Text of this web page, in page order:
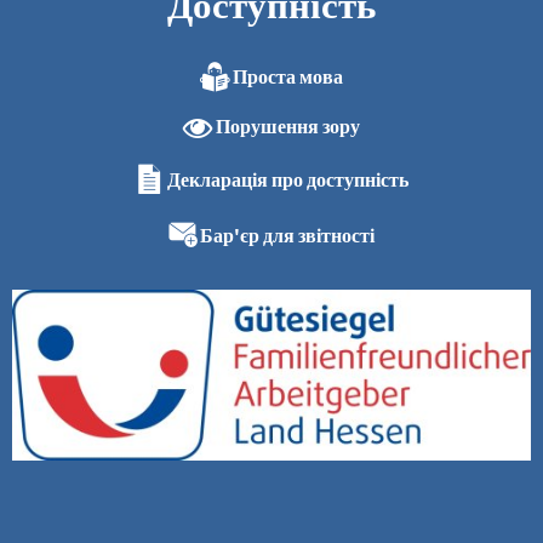
Проста мова
Порушення зору
Декларація про доступність
Бар'єр для звітності